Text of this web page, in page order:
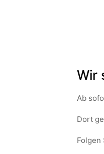
Wir
Ab
Dort
Folgen